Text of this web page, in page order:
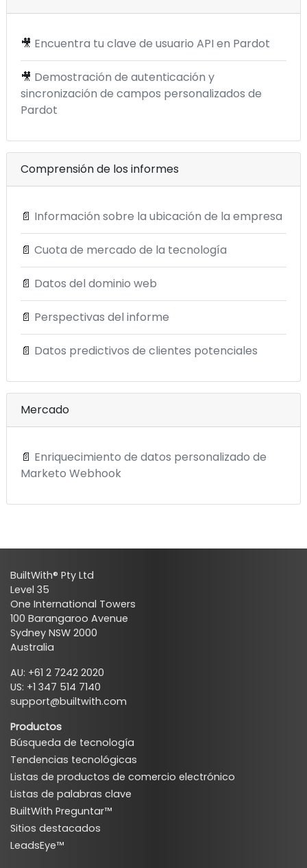
🎥 Encuentra tu clave de usuario API en Pardot
🎥 Demostración de autenticación y
sincronización de campos personalizados de
Pardot
Comprensión de los informes
📄 Información sobre la ubicación de la empresa
📄 Cuota de mercado de la tecnología
📄 Datos del dominio web
📄 Perspectivas del informe
📄 Datos predictivos de clientes potenciales
Mercado
📄 Enriquecimiento de datos personalizado de
Marketo Webhook
BuiltWith® Pty Ltd
Level 35
One International Towers
100 Barangaroo Avenue
Sydney NSW 2000
Australia
AU: +61 2 7242 2020
US: +1 347 514 7140
support@builtwith.com
Productos
Búsqueda de tecnología
Tendencias tecnológicas
Listas de productos de comercio electrónico
Listas de palabras clave
BuiltWith Preguntar™
Sitios destacados
LeadsEye™